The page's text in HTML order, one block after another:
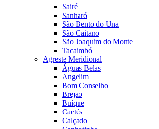
Sairé
Sanharó
São Bento do Una
São Caitano
São Joaquim do Monte
Tacaimbó
Agreste Meridional
Águas Belas
Angelim
Bom Conselho
Brejão
Buíque
Caetés
Calçado